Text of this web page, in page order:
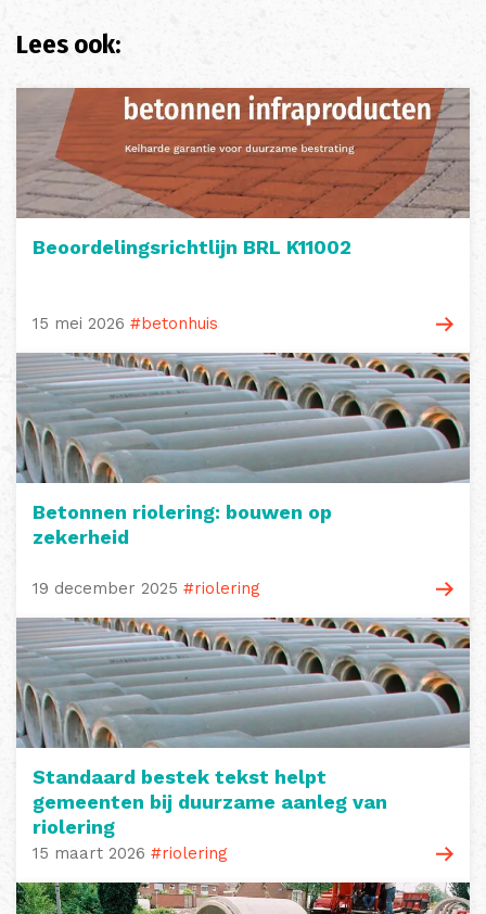
Lees ook:
Beoordelingsrichtlijn BRL K11002
15 mei 2026 #betonhuis
Betonnen riolering: bouwen op
zekerheid
19 december 2025 #riolering
Standaard bestek tekst helpt
gemeenten bij duurzame aanleg van
riolering
15 maart 2026 #riolering